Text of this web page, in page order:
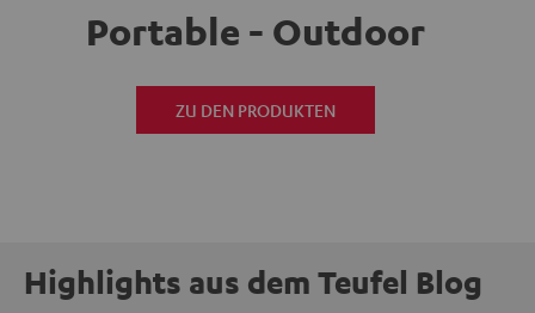
Portable - Outdoor
ZU DEN PRODUKTEN
Highlights aus dem Teufel Blog